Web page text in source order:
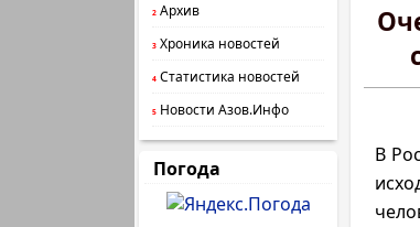
2 Архив
3 Хроника новостей
4 Статистика новостей
5 Новости Азов.Инфо
Погода
В